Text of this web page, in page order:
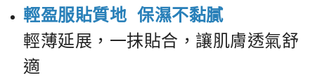
輕盈服貼質地 保濕不黏膩
輕薄延展，一抹貼合，讓肌膚透氣舒
適